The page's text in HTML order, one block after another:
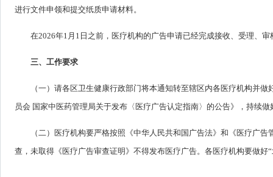
进行文件申领和提交纸质申请材料。
在2026年1月1日之前，医疗机构的广告申请已经完成接收、受理、
三、工作要求
（一）请各区卫生健康行政部门将本通知转至辖区内各医疗机构并
员会 国家中医药管理局关于发布〈医疗广告认定指南〉的公告》，持续
（二）医疗机构要严格按照《中华人民共和国广告法》和《医疗广
查，未取得《医疗广告审查证明》不得发布医疗广告。各医疗机构要做